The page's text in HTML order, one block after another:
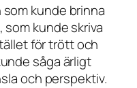
kunde brinna
kunde skriva
för trött och
såga ärligt
och perspektiv.